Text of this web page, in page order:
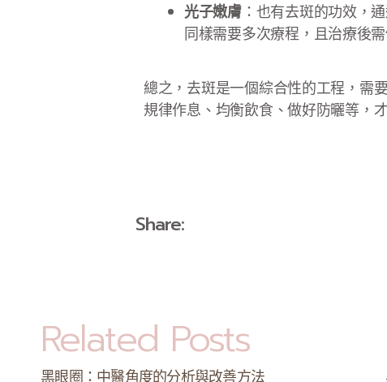
光子嫩膚：也有去斑的功效，
同樣需要多次療程，且治療後
總之，去斑是一個綜合性的工程，需
規律作息、均衡飲食、做好防曬等，
Share:
Related Posts